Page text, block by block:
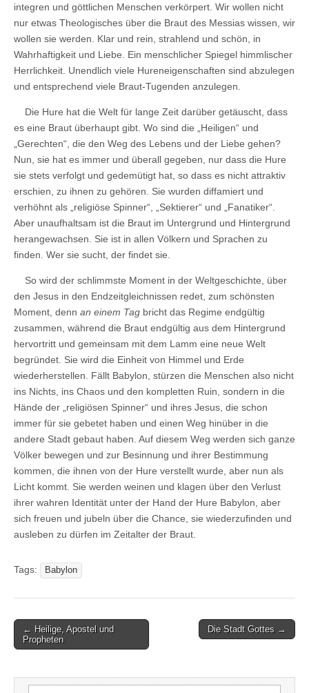
integren und göttlichen Menschen verkörpert. Wir wollen nicht
nur etwas Theologisches über die Braut des Messias wissen, wir
wollen sie werden. Klar und rein, strahlend und schön, in
Wahrhaftigkeit und Liebe. Ein menschlicher Spiegel himmlischer
Herrlichkeit. Unendlich viele Hureneigenschaften sind abzulegen
und entsprechend viele Braut-Tugenden anzulegen.
Die Hure hat die Welt für lange Zeit darüber getäuscht, dass
es eine Braut überhaupt gibt. Wo sind die „Heiligen“ und
„Gerechten“, die den Weg des Lebens und der Liebe gehen?
Nun, sie hat es immer und überall gegeben, nur dass die Hure
sie stets verfolgt und gedemütigt hat, so dass es nicht attraktiv
erschien, zu ihnen zu gehören. Sie wurden diffamiert und
verhöhnt als „religiöse Spinner“, „Sektierer“ und „Fanatiker“.
Aber unaufhaltsam ist die Braut im Untergrund und Hintergrund
herangewachsen. Sie ist in allen Völkern und Sprachen zu
finden. Wer sie sucht, der findet sie.
So wird der schlimmste Moment in der Weltgeschichte, über
den Jesus in den Endzeitgleichnissen redet, zum schönsten
Moment, denn an einem Tag bricht das Regime endgültig
zusammen, während die Braut endgültig aus dem Hintergrund
hervortritt und gemeinsam mit dem Lamm eine neue Welt
begründet. Sie wird die Einheit von Himmel und Erde
wiederherstellen. Fällt Babylon, stürzen die Menschen also nicht
ins Nichts, ins Chaos und den kompletten Ruin, sondern in die
Hände der „religiösen Spinner“ und ihres Jesus, die schon
immer für sie gebetet haben und einen Weg hinüber in die
andere Stadt gebaut haben. Auf diesem Weg werden sich ganze
Völker bewegen und zur Besinnung und ihrer Bestimmung
kommen, die ihnen von der Hure verstellt wurde, aber nun als
Licht kommt. Sie werden weinen und klagen über den Verlust
ihrer wahren Identität unter der Hand der Hure Babylon, aber
sich freuen und jubeln über die Chance, sie wiederzufinden und
ausleben zu dürfen im Zeitalter der Braut.
Tags: Babylon
Post
navigation
← Heilige, Apostel und
Propheten
Die Stadt Gottes →